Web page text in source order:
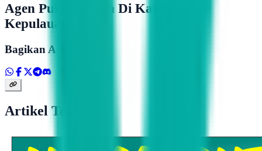
Agen Pulsa Murah Di Kabupaten
Kepulauan Sula
Bagikan Artikel
Artikel Terkait